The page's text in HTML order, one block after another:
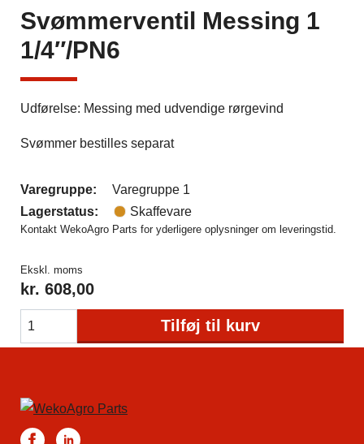
Svømmerventil Messing 1
1/4″/PN6
Udførelse: Messing med udvendige rørgevind
Svømmer bestilles separat
Varegruppe:
Varegruppe 1
Lagerstatus:
Skaffevare
Kontakt WekoAgro Parts for yderligere oplysninger om leveringstid.
Ekskl. moms
kr. 608,00
Tilføj til kurv